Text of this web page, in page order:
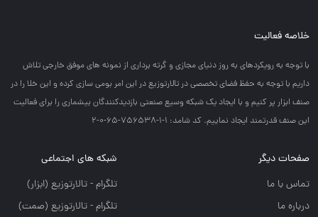
خلاصه فعالیت
با توجه به رويكردهاي به روز دنياي مجازي و گرته برداري از نمونه هاي موفق خارجي تلاش
داريم با توجه به حفظ فضاي تخصصي در تالارتوزيع در اين امر بومي سازي كرده و اين خلا را در
صنف ابزار پر كنيم و با ايجاد يك شبكه وسيع صنعتي بازديدكنندگان بيشماري را براي فعاليت
اين صنف قدرتمند ايجاد نماييم. کد شامد: 1-1-756538-65-0-2
صفحات دیگر
تماس با ما
درباره ما
شبکه های اجتماعی
تلگرام - تالارتوزيع (ابزار)
تلگرام - تالارتوزيع (صمت)